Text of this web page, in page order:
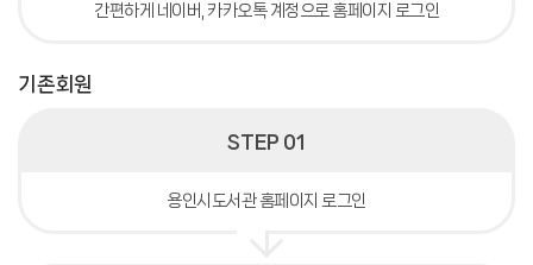
간편하게 네이버, 카카오톡 계정으로 홈페이지 로그인
기존회원
STEP 01
용인시도서관 홈페이지 로그인